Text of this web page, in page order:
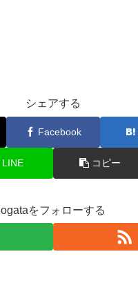
シェアする
Facebook
LINE コピー
ogataをフォローする